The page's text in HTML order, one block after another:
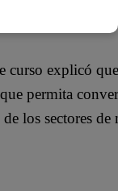
curso explicó
permita
los sectores